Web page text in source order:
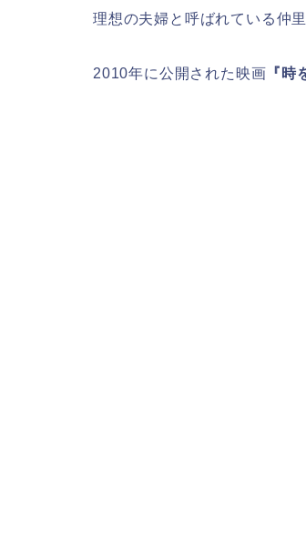
理想の夫婦と呼ばれている仲
2010年に公開された映画 『時